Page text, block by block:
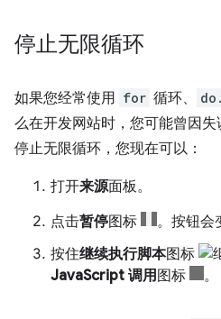
停止无限循环
如果您经常使用 for 循环、
么在开发网站时，您可能曾因
停止无限循环，您现在可以：
打开来源面板。
点击暂停图标 。按钮会
按住继续执行脚本图标
JavaScript 调用 图标 。